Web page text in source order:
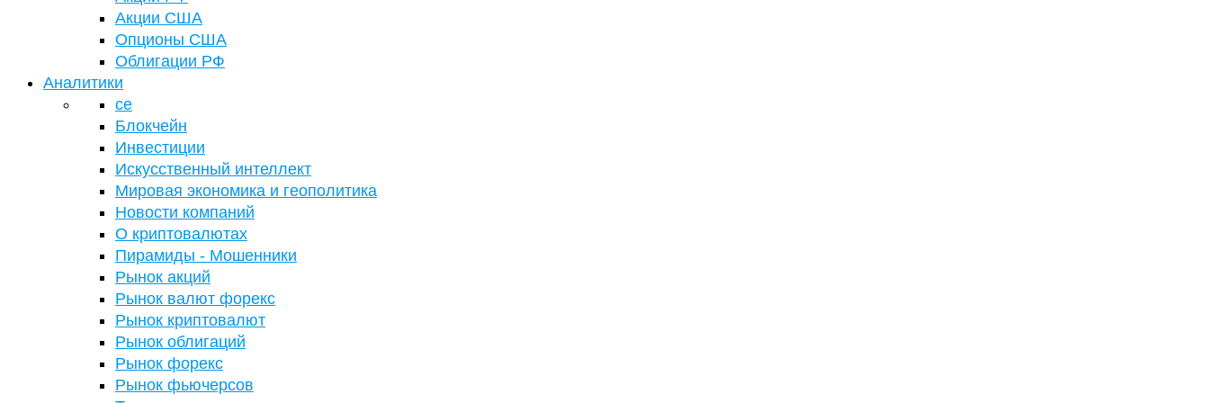
Акции США
Опционы США
Облигации РФ
Аналитики
се
Блокчейн
Инвестиции
Искусственный интеллект
Мировая экономика и геополитика
Новости компаний
О криптовалютах
Пирамиды - Мошенники
Рынок акций
Рынок валют форекс
Рынок криптовалют
Рынок облигаций
Рынок форекс
Рынок фьючерсов